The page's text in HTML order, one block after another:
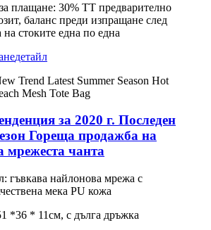
плащане: 30% TT предварително
баланс преди изпращане след
на стоките една по една
детайл
за 2020 г. Последен
Гореща продажба на
мрежеста чанта
гъвкава найлонова мрежа с
мека PU кожа
*36 * 11см, с дълга дръжка